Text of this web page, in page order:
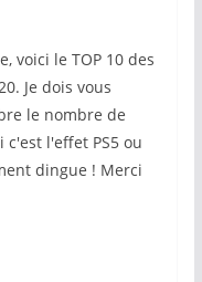
voici le TOP 10 des
Je dois vous
le nombre de
c'est l'effet PS5 ou
dingue ! Merci